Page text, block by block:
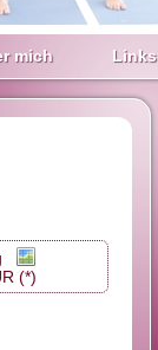
mich Links
(*)